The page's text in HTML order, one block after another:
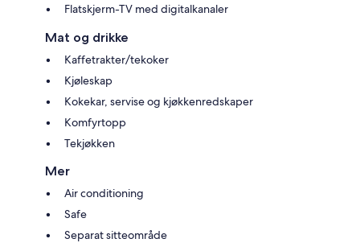
Flatskjerm-TV med digitalkanaler
Mat og drikke
Kaffetrakter/tekoker
Kjøleskap
Kokekar, servise og kjøkkenredskaper
Komfyrtopp
Tekjøkken
Mer
Air conditioning
Safe
Separat sitteområde